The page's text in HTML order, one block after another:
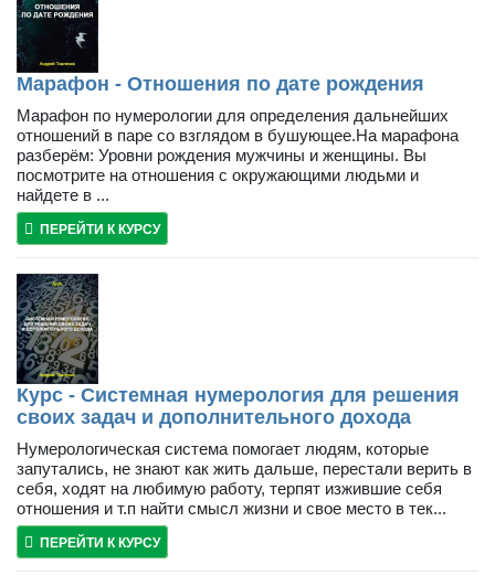
Марафон - Отношения по дате рождения
Марафон по нумерологии для определения дальнейших
отношений в паре со взглядом в бушующее.На марафона
разберём: Уровни рождения мужчины и женщины. Вы
посмотрите на отношения с окружающими людьми и
найдете в ...
ПЕРЕЙТИ К КУРСУ
Курс - Системная нумерология для решения
своих задач и дополнительного дохода
Нумерологическая система помогает людям, которые
запутались, не знают как жить дальше, перестали верить в
себя, ходят на любимую работу, терпят изжившие себя
отношения и т.п найти смысл жизни и свое место в тек...
ПЕРЕЙТИ К КУРСУ